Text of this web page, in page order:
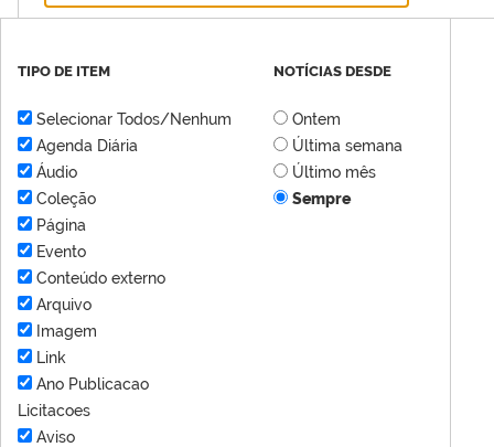
TIPO DE ITEM
Selecionar Todos/Nenhum
Agenda Diária
Áudio
Coleção
Página
Evento
Conteúdo externo
Arquivo
Imagem
Link
Ano Publicacao
Licitacoes
Aviso
NOTÍCIAS DESDE
Ontem
Última semana
Último mês
Sempre